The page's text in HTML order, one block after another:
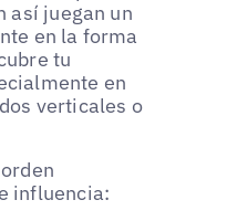
así juegan un
en la forma
tu
en
verticales o
influencia: